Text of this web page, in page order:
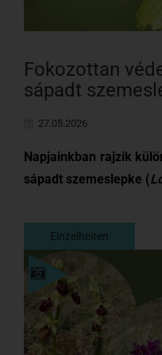
Fokozottan
sápadt
27.05.2026
Napjainkban rajzik
sápadt szemeslepke (
Einzelheiten
Einzelheiten